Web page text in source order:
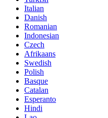
Italian
Danish
Romanian
Indonesian
Czech
Afrikaans
Swedish
Polish
Basque
Catalan
Esperanto
Hindi